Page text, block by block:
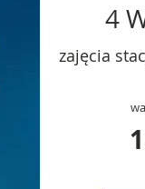
4
zajęcia